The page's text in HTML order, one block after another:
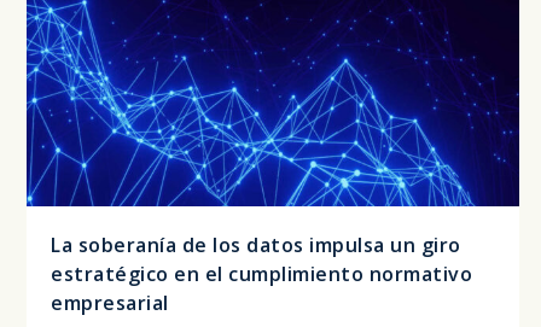
La soberanía de los datos impulsa un giro
estratégico en el cumplimiento normativo
empresarial